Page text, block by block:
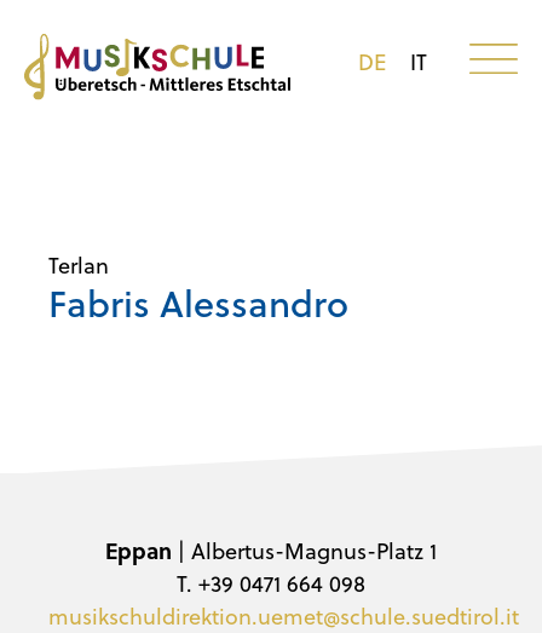
DE IT
Terlan
Fabris Alessandro
Eppan | Albertus-Magnus-Platz 1
T. +39 0471 664 098
musikschuldirektion.uemet@schule.suedtirol.it